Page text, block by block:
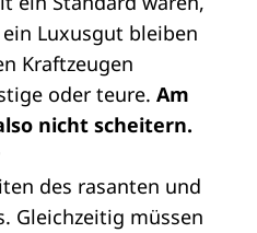
Luxusgut bleiben
Kraftzeugen
oder teure. Am
nicht scheitern.
des rasanten und
Gleichzeitig müssen